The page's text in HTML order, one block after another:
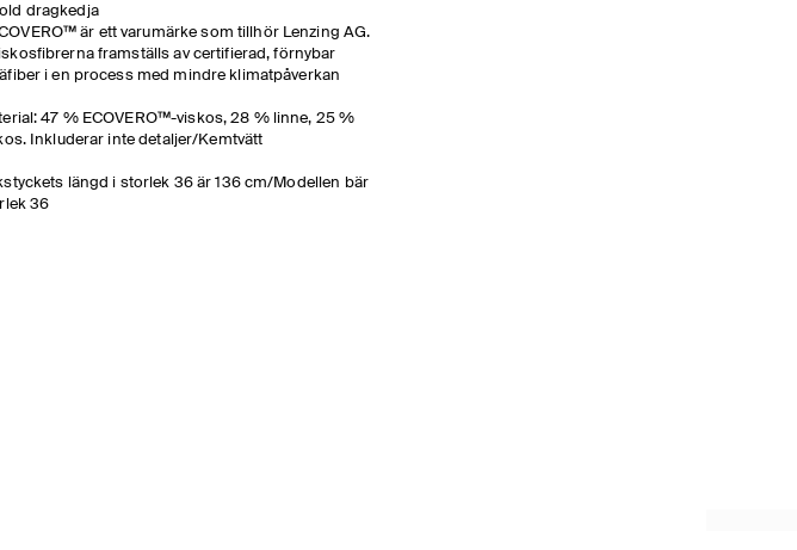
dragkedja
är ett varumärke som tillhör Lenzing AG.
framställs av certifierad, förnybar
i en process med mindre klimatpåverkan
47 % ECOVERO™-viskos, 28 % linne, 25 %
Inkluderar inte detaljer/Kemtvätt
längd i storlek 36 är 136 cm/Modellen bär
36